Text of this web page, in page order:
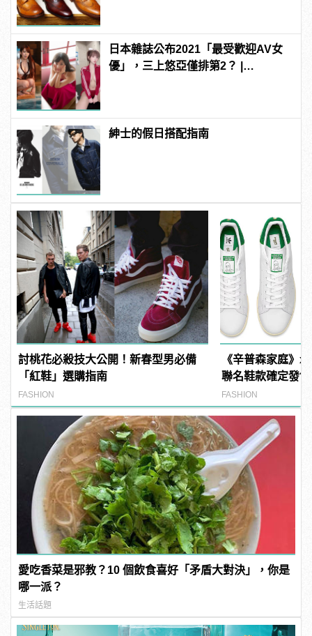
日本雜誌公布2021「最受歡迎AV女
優」，三上悠亞僅排第2？ |
紳士的假日搭配指南
討桃花必殺技大公開！新春型男必備
「紅鞋」選購指南
FASHION
《辛普森家庭》
聯名鞋款確定發售
FASHION
愛吃香菜是邪教？10 個飲食喜好「矛盾大對決」，你是
哪一派？
生活話題